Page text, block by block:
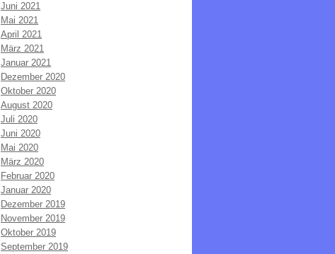
Juni 2021
Mai 2021
April 2021
März 2021
Januar 2021
Dezember 2020
Oktober 2020
August 2020
Juli 2020
Juni 2020
Mai 2020
März 2020
Februar 2020
Januar 2020
Dezember 2019
November 2019
Oktober 2019
September 2019